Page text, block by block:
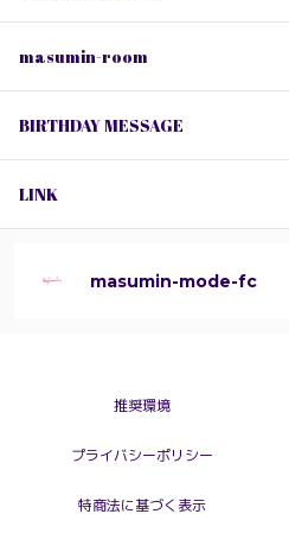
masumin-room
BIRTHDAY MESSAGE
LINK
masumin-mode-fc
推奨環境
プライバシーポリシー
特商法に基づく表示